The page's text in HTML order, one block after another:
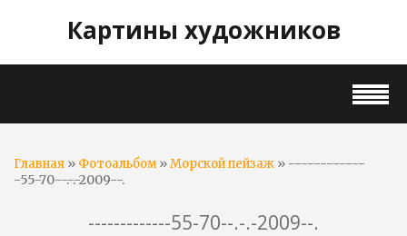
Картины художников
Главная » Фотоальбом»Морской пейзаж » ------------
-55-70--.-.-2009--.
-------------55-70--.-.-2009--.